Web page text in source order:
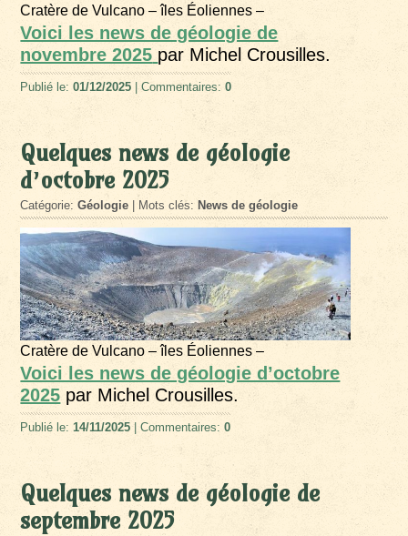
Cratère de Vulcano – îles Éoliennes –
Voici les news de géologie de
novembre 2025 par Michel Crousilles.
Publié le:01/12/2025 | Commentaires:0
Quelques news de géologie
d’octobre 2025
Catégorie:Géologie | Mots clés: News de géologie
Cratère de Vulcano – îles Éoliennes –
Voici les news de géologie d’octobre
2025 par Michel Crousilles.
Publié le: 14/11/2025 | Commentaires:0
Quelques news de géologie de
septembre 2025